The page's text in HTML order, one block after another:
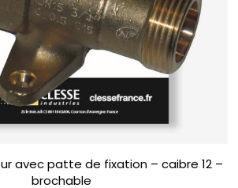
avec patte de fixation – caibre 12 –
brochable